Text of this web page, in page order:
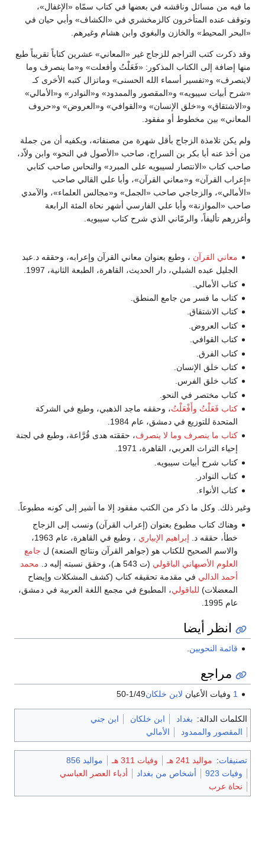
ما فيه من مسائل وناقشه في بعضها في كتاب سمّاه «الإغفال»،
وتوقف عنده المتأخرون كالزمخشري في «الكشاف» وأبي حيان في
«البحر المحيط» والخازن والبغوي وابن هشام وغيرهم.
وقد ذكرت كتب التراجم للزجاج غير «المعاني» عشرين كتاباً تقريباً طبع
منها إضافة إلى الكتاب المذكور: «فَعَلْتُ وأفعلت» و«ما ينصرف وما
لاينصرف» و«تفسير أسماء الله الحسنى» وماتزال كتبه الأخرى كـ
«شرح أبيات سيبويه» و«المقصور والممدود» و«النوادر» و«الأمالي»
و«الاشتقاق» و«خلق الإنسان» و«القوافي» و«العروض» و«حروف
المعاني» بين مخطوط أو مفقود.
ولم يكن تلامذة الزجاج بأقل شهرة من مصنفاته، ويكفيه أن من جملة
من أخذ عنه أبا بكر بن السراج، صاحب «الأصول في النحو» وابن ولاّد،
صاحب كتاب «الانتصار لسيبويه على المبرد» والنحاس صاحب كتابي
«إعراب القرآن» و«معاني القرآن»، وأبا علي القالي صاحب
«الأمالي»، والزجاجي صاحب «الجمل» و«مجالس العلماء»، والآمدي
صاحب «الموازنة» وأبا علي الفارسي أشهر نحاة المئة الرابعة
وأغزرهم تأليفاً، والرمّاني الذي شرح كتاب سيبويه.
معاني القرآن ، وطبع بعنوان معاني القرآن وإعرابه، وحققه د.عبد
الجليل عبده الشبلي، دار الحديث، القاهرة، الطبعة الثانية، 1997.
كتاب الأمالي.
كتاب ما فسر من جامع المنطق.
كتاب الاشتقاق.
كتاب العروض.
كتاب القوافي.
كتاب الفرق.
كتاب خلق الإنسان.
كتاب خلق الفرس.
كتاب مختصر في النحو.
كتاب فَعَلْتُ وأَفْعَلْتُ، وحققه ماجد الذهبي، وطبع في الشركة
المتحدة للتوزيع في دمشق، عام 1984.
كتاب ما ينصرف وما لا ينصرف، حققته هدى قُرَّاعة، وطبع في لجنة
إحياء التراث العربي، القاهرة، 1971.
كتاب شرح أبيات سيبويه.
كتاب النوادر.
كتاب الأنواء.
وغير ذلك. وكل ما ذكر من الكتب مفقود إلا ما أشير إلى كونه مطبوعاً.
وهناك كتاب مطبوع بعنوان (إعراب القرآن) ونسب إلى الزجاج
خطأ، حققه د. إبراهيم الإبياري
، وطبع في القاهرة، عام 1963،
والاسم الصحيح للكتاب هو (جواهر القرآن ونتائج الصنعة) ل جامع
العلوم الأصبهاني الباقولي (ت 543 هـ)، وحقق نسبته إليه د.
محمد
أحمد الدالي في مقدمة تحقيقه كتاب (كشف المشكلات وإيضاح
المعضلات) للباقولي، المطبوع في مجمع اللغة العربية في دمشق،
عام 1995.
انظر أيضا
قائمة النحويين‏
مراجع
1 وفيات الأعيان لابن خلكان1/49-50
الكلمات الدالة: بغداد ابن خلكان
ابن جني
المقصور والممدود
الأمالي
تصنيفات: مواليد 241 هـ وفيات 311 هـ
مواليد 856
وفيات 923
أشخاص من بغداد
أدباء العصر العباسي
نحاة عرب